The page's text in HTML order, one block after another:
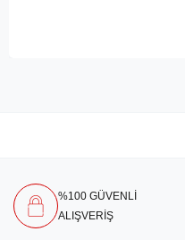
%100 GÜVENLİ
ALIŞVERİŞ